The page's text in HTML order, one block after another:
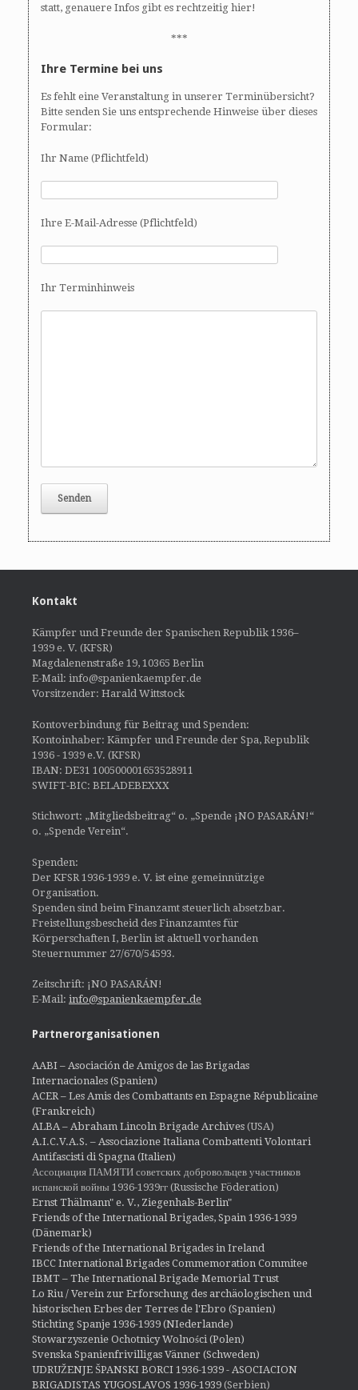
statt, genauere Infos gibt es rechtzeitig hier!
***
Ihre Termine bei uns
Es fehlt eine Veranstaltung in unserer Terminübersicht?
Bitte senden Sie uns entsprechende Hinweise über dieses
Formular:
Ihr Name (Pflichtfeld)
Ihre E-Mail-Adresse (Pflichtfeld)
Ihr Terminhinweis
Kontakt
Kämpfer und Freunde der Spanischen Republik 1936–
1939 e. V. (KFSR)
Magdalenenstraße 19, 10365 Berlin
E-Mail: info@spanienkaempfer.de
Vorsitzender: Harald Wittstock
Kontoverbindung für Beitrag und Spenden:
Kontoinhaber: Kämpfer und Freunde der Spa, Republik
1936 - 1939 e.V. (KFSR)
IBAN: DE31 100500001653528911
SWIFT-BIC: BELADEBEXXX
Stichwort: „Mitgliedsbeitrag“ o. „Spende ¡NO PASARÁN!“
o. „Spende Verein“.
Spenden:
Der KFSR 1936-1939 e. V. ist eine gemeinnützige
Organisation.
Spenden sind beim Finanzamt steuerlich absetzbar.
Freistellungsbescheid des Finanzamtes für
Körperschaften I, Berlin ist aktuell vorhanden
Steuernummer 27/670/54593.
Zeitschrift: ¡NO PASARÁN!
E-Mail: info@spanienkaempfer.de
Partnerorganisationen
AABI – Asociación de Amigos de las Brigadas
Internacionales (Spanien)
ACER – Les Amis des Combattants en Espagne Républicaine
(Frankreich)
ALBA – Abraham Lincoln Brigade Archives (USA)
A.I.C.V.A.S. – Associazione Italiana Combattenti Volontari
Antifascisti di Spagna (Italien)
Ассоциация ПАМЯТИ советских добровольцев участников
испанской войны 1936-1939гг (Russische Föderation)
Ernst Thälmann" e. V., Ziegenhals-Berlin"
Friends of the International Brigades, Spain 1936-1939
(Dänemark)
Friends of the International Brigades in Ireland
IBCC International Brigades Commemoration Commitee
IBMT – The International Brigade Memorial Trust
Lo Riu / Verein zur Erforschung des archäologischen und
historischen Erbes der Terres de l'Ebro (Spanien)
Stichting Spanje 1936-1939 (NIederlande)
Stowarzyszenie Ochotnicy Wolności (Polen)
Svenska Spanienfrivilligas Vänner (Schweden)
UDRUŽENJE ŠPANSKI BORCI 1936-1939 - ASOCIACION
BRIGADISTAS YUGOSLAVOS 1936-1939 (Serbien)